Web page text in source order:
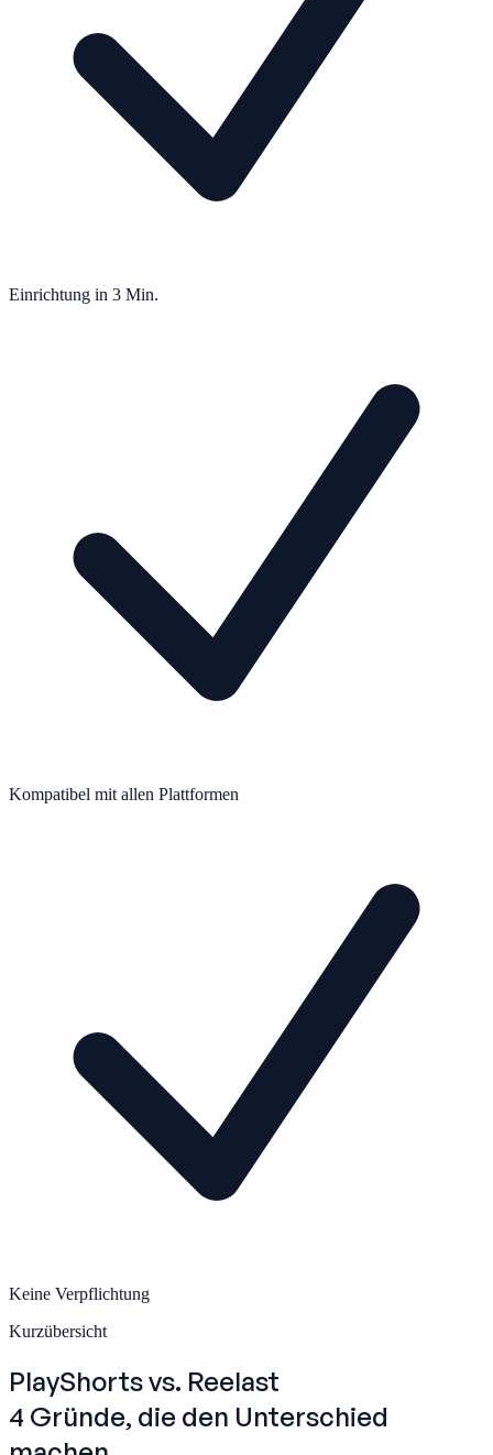
Einrichtung in 3 Min.
Kompatibel mit allen Plattformen
Keine Verpflichtung
Kurzübersicht
PlayShortsvs. Reelast
4 Gründe, die den Unterschied